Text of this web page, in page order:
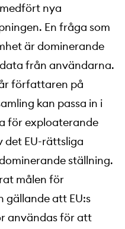
nya
En fråga som
är dominerande
från användarna.
författaren på
kan passa in i
för exploaterande
det EU-rättsliga
ställning.
målen för
att EU:s
användas för att